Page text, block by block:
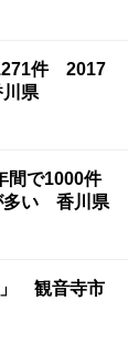
件 2017
県
間で1000件
多い 香川県
」 観音寺市